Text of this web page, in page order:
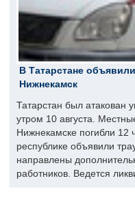
В Татарстане
Нижнекамск
Татарстан был атакован
утром 10 августа.
Нижнекамске погибли 12
республике объявили
направлены
работников. Ведется